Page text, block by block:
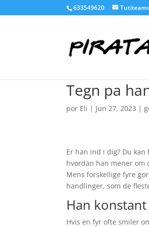
633549620
Tegn pa
por Eli | Jun 27, 2023 |
Er han ind i dig? Du
hvordan han mener om
Mens forskellige fyre
handlinger, som de
Han
Hvis en fyr ofte smiler